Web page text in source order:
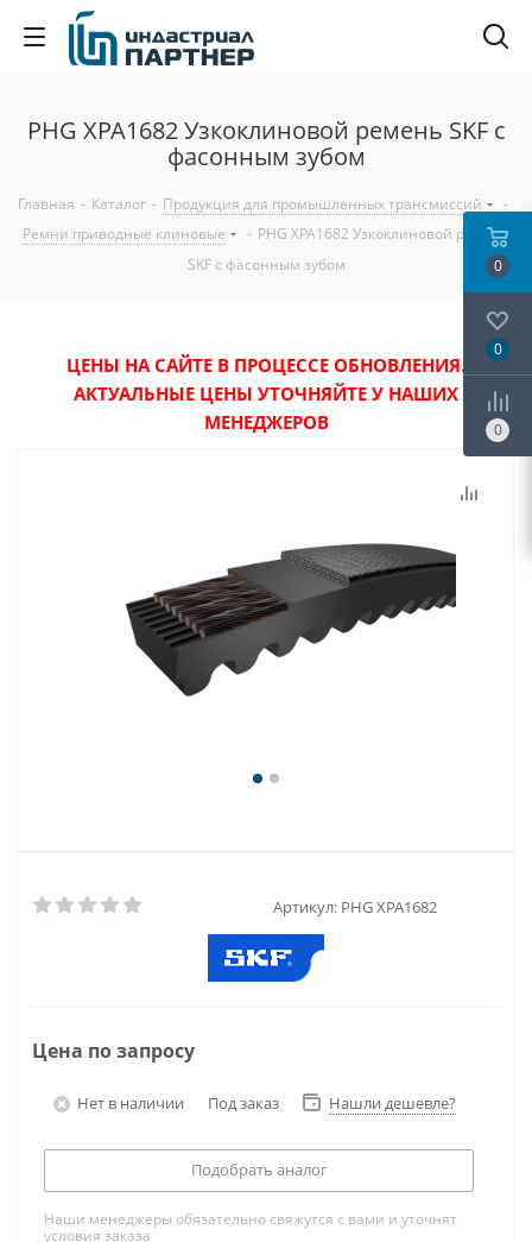
PHG XPA1682 Узкоклиновой ремень SKF с
фасонным зубом
Главная - Каталог - Продукция для промышленных трансмиссий
-
Ремни приводные клиновые
- PHG XPA1682 Узкоклиновой ремень
SKF с фасонным зубом
ЦЕНЫ НА САЙТЕ В ПРОЦЕССЕ ОБНОВЛЕНИЯ.
АКТУАЛЬНЫЕ ЦЕНЫ УТОЧНЯЙТЕ У НАШИХ
МЕНЕДЖЕРОВ
Артикул: PHG XPA1682
Цена по запросу
Нет в наличии Под заказ Нашли дешевле?
Подобрать аналог
Наши менеджеры обязательно свяжутся с вами и уточнят
условия заказа
0
0
0